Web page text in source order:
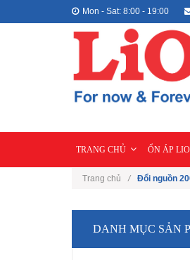
Mon - Sat: 8:00 - 19:00
TRANG CHỦ ỔN ÁP
Trang chủ / Đổi nguồn
DANH MỤC SẢN